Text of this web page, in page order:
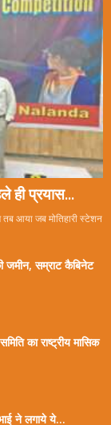
ही प्रयास...
तब आया जब मोतिहारी स्टेशन
जमीन, सम्राट कैबिनेट
का राष्ट्रीय मासिक
ने लगाये ये...